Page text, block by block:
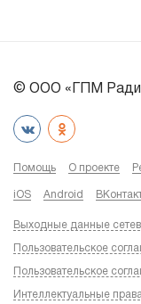
© ООО «ГПМ
Помощь О проекте
iOS Android
Выходные данные
Пользовательское
Пользовательское
Интеллектуальные